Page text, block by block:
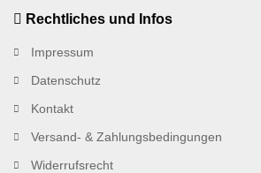
Rechtliches und Infos
Impressum
Datenschutz
Kontakt
Versand- & Zahlungsbedingungen
Widerrufsrecht